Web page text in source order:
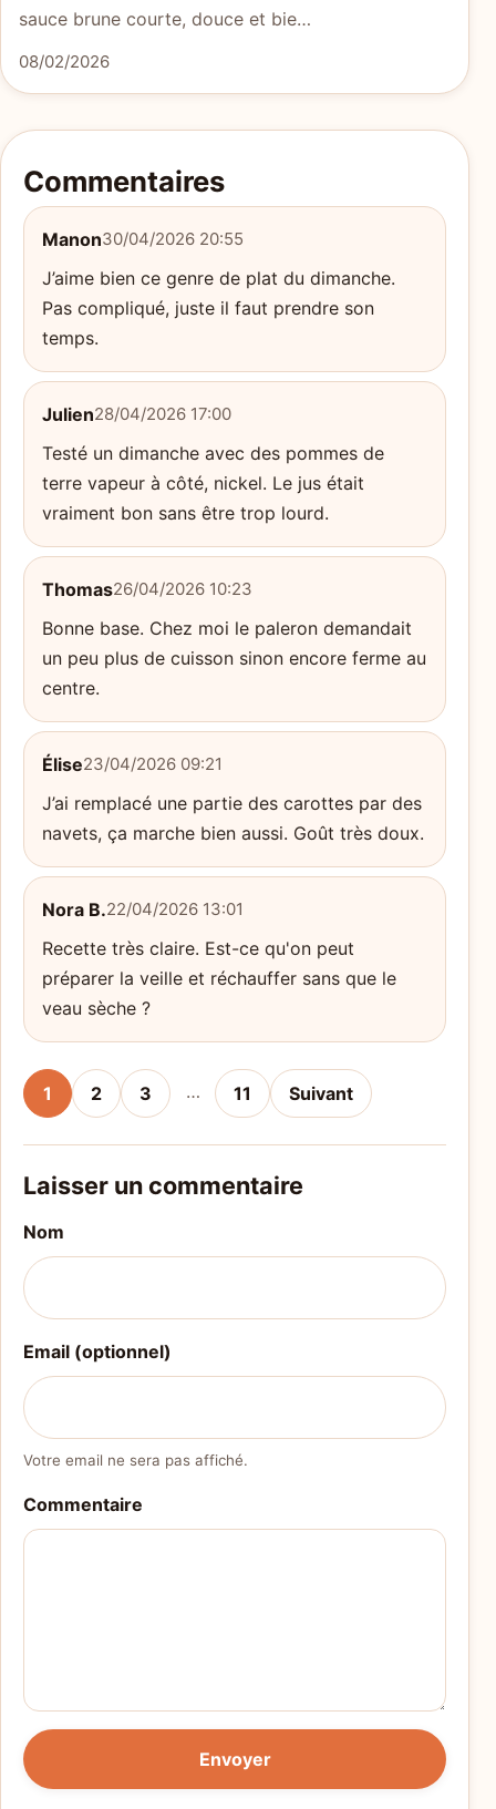
sauce brune courte, douce et bie…
08/02/2026
Commentaires
Manon30/04/2026 20:55
J’aime bien ce genre de plat du dimanche.
Pas compliqué, juste il faut prendre son
temps.
Julien28/04/2026 17:00
Testé un dimanche avec des pommes de
terre vapeur à côté, nickel. Le jus était
vraiment bon sans être trop lourd.
Thomas26/04/2026 10:23
Bonne base. Chez moi le paleron demandait
un peu plus de cuisson sinon encore ferme au
centre.
Élise23/04/2026 09:21
J’ai remplacé une partie des carottes par des
navets, ça marche bien aussi. Goût très doux.
Nora B.22/04/2026 13:01
Recette très claire. Est-ce qu'on peut
préparer la veille et réchauffer sans que le
veau sèche ?
1 2 3 … 11 Suivant
Laisser un commentaire
Nom
Email (optionnel)
Votre email ne sera pas affiché.
Commentaire
Envoyer